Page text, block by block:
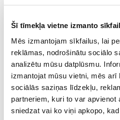
Šī tīmekļa vietne izmanto
Mēs izmantojam sīkfailus, lai
reklāmas, nodrošinātu sociālo
analizētu mūsu datplūsmu.
izmantojat mūsu vietni, mēs arī
sociālās saziņas līdzekļu,
partneriem, kuri to var
sniedzat vai ko viņi apkopo,
- Ērts un viegli lietojams attīrītājs
- 180 cm gara šļūtene un divi
- Ātrās palaišanas vārsts automātiskai
- Attīrītāja galvenē ievietots siets, kas
iesūkšanos.
- inovatīva rotējošā poga reaģē uz
sastiepšanos.
- trīsstūra formas iesūkšanas caurule
nepieejamākajiem akvārija stūriem.
- profilēts rokturis ērtai tīrīšanai un
- 2 gadu garantija
- izturīga konstrukcija